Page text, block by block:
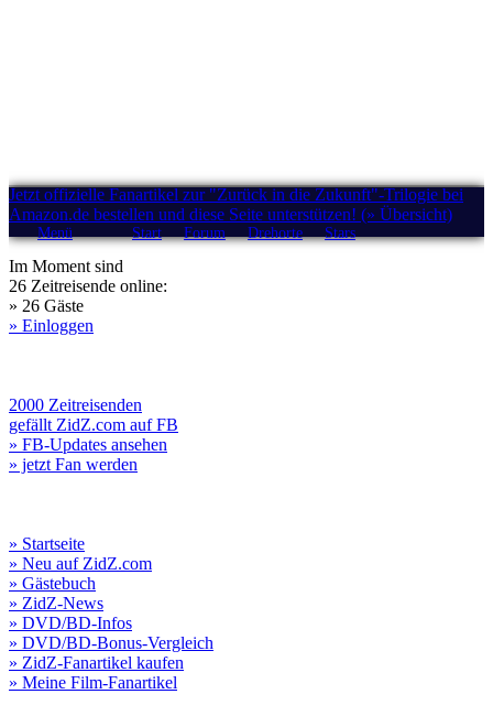
Jetzt offizielle Fanartikel zur "Zurück in die Zukunft"-Trilogie bei
Amazon.de bestellen und diese Seite unterstützen! (» Übersicht)
Menü Start Forum Drehorte Stars
Im Moment sind
26 Zeitreisende online:
» 26 Gäste
» Einloggen
2000 Zeitreisenden
gefällt ZidZ.com auf FB
» FB-Updates ansehen
» jetzt Fan werden
» Startseite
» Neu auf ZidZ.com
» Gästebuch
» ZidZ-News
» DVD/BD-Infos
» DVD/BD-Bonus-Vergleich
» ZidZ-Fanartikel kaufen
» Meine Film-Fanartikel